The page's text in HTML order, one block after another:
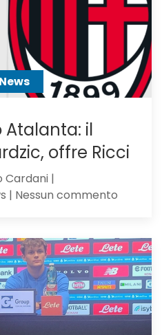
mister
chiama
il
offre Ricci
Cardani |
| Nessun commento
il
Milan,
su
offre
Ricci